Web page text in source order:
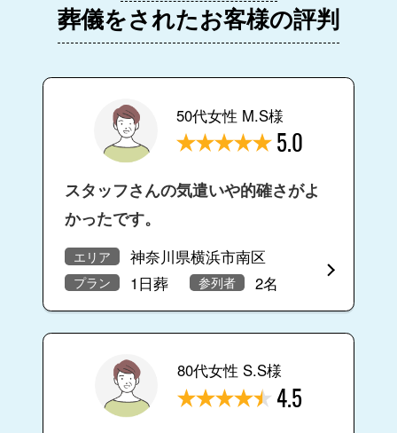
葬儀をされたお客様の評判
50代女性 M.S様
5.0
スタッフさんの気遣いや的確さがよ
かったです。
エリア 神奈川県横浜市南区
プラン 1日葬 参列者 2名
80代女性 S.S様
4.5